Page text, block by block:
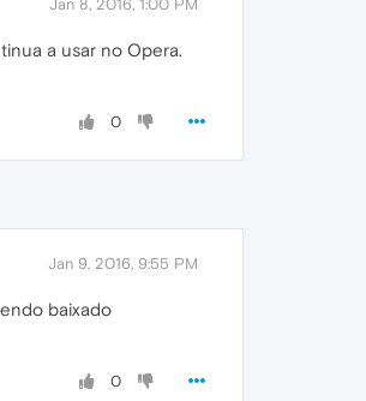
Jan 8, 2016, 1:00 PM
a usar no Opera.
0
Jan 9, 2016, 9:55 PM
baixado
0